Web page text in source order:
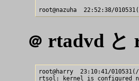
＠ rtadvd と
root@harry  23:10:41/